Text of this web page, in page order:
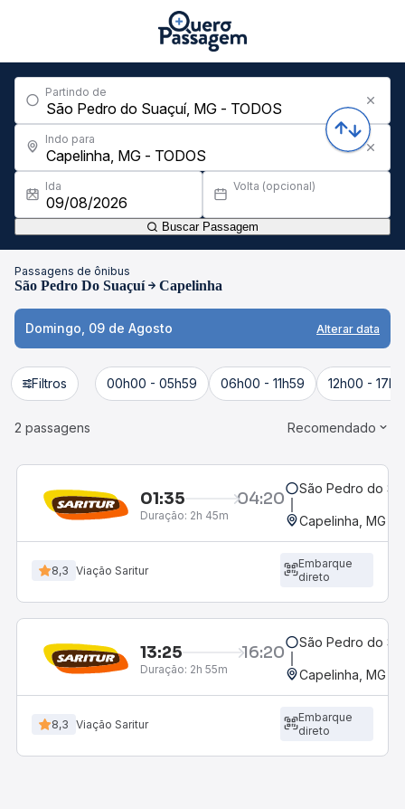
Partindo de
Indo para
Ida Volta (opcional)
Buscar Passagem
Passagens de ônibus
São Pedro Do Suaçuí Capelinha
Domingo, 09 de Agosto Alterar data
Filtros 00h00 - 05h59 06h00 - 11h59 12h00 -
2 passagens Recomendado
01:35 04:20
Duração: 2h 45m
São Pedro do
Capelinha, MG -
8,3 Viação Saritur
Embarque
direto
13:25 16:20
Duração: 2h 55m
São Pedro do
Capelinha, MG -
8,3 Viação Saritur
Embarque
direto